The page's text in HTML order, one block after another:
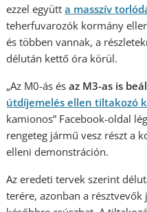
ezzel együtta masszív
teherfuvarozók kormány
és többen vannak, a
délután kettő óra körül.
„Az M0-ás ésaz M3-as is
útdíjemelés ellen tiltakozó
kamionos” Facebook-oldal
rengeteg jármű vesz részt a
elleni demonstráción.
Az eredeti tervek szerint
terére, azonban a